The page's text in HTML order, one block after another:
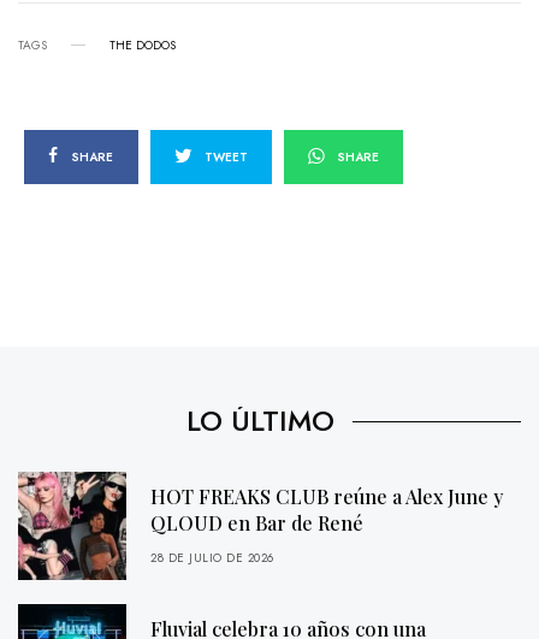
TAGS THE DODOS
SHARE TWEET SHARE
LO ÚLTIMO
HOT FREAKS CLUB reúne a Alex June y
QLOUD en Bar de René
28 DE JULIO DE 2026
Fluvial celebra 10 años con una